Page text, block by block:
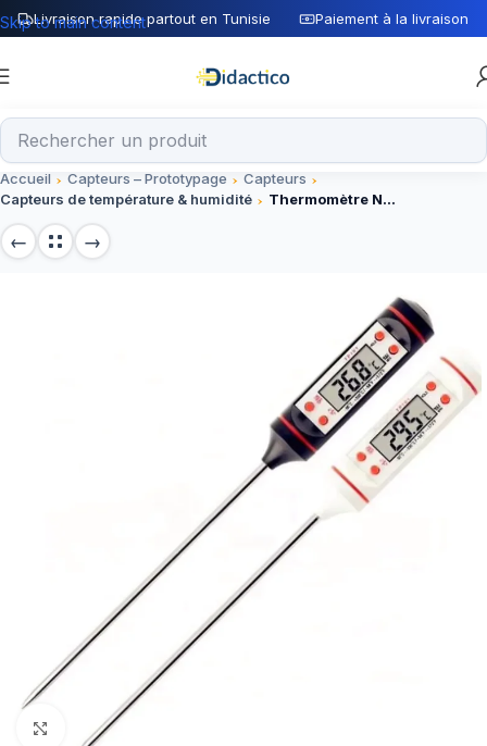
Livraison rapide partout en Tunisie Paiement à la livraison
Skip to main content
Accueil Capteurs – Prototypage
Capteurs
Capteurs de température & humidité
Thermomètre Numérique -50°C – 300°C avec sonde 14.8cm
Click to enlarge